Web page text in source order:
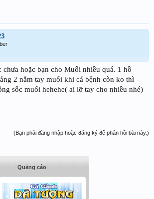
chưa hoặc bạn cho Muối nhiều quá. 1 hồ
2 nắm tay muối khi cá bệnh còn ko thì
sốc muối hehehe( ai lỡ tay cho nhiều nhé)
(Bạn phải đăng nhập hoặc đăng ký để phản hồi bài này.)
Quảng cáo